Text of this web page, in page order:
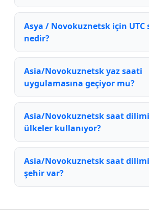
Asya / Novokuznetsk için UTC
nedir?
Asia/Novokuznetsk yaz saati
uygulamasına geçiyor mu?
Asia/Novokuznetsk saat
ülkeler kullanıyor?
Asia/Novokuznetsk saat
şehir var?